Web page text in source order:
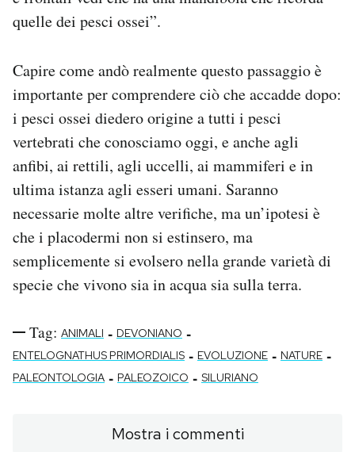
quelle dei pesci ossei”.
Capire come andò realmente questo passaggio è
importante per comprendere ciò che accadde dopo:
i pesci ossei diedero origine a tutti i pesci
vertebrati che conosciamo oggi, e anche agli
anfibi, ai rettili, agli uccelli, ai mammiferi e in
ultima istanza agli esseri umani. Saranno
necessarie molte altre verifiche, ma un’ipotesi è
che i placodermi non si estinsero, ma
semplicemente si evolsero nella grande varietà di
specie che vivono sia in acqua sia sulla terra.
Tag: ANIMALI - DEVONIANO -
ENTELOGNATHUS PRIMORDIALIS - EVOLUZIONE - NATURE -
PALEONTOLOGIA - PALEOZOICO - SILURIANO
Mostra i commenti